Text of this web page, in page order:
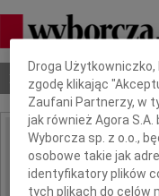
Nekrologi Odeszli
IMIĘ I NAZWISKO:
REGION: Łódź
Dbamy o Twoją
Droga
zgodę klikając
Zaufani Partnerzy, w
jak również Agora
Wyborcza sp. z o.o.,
osobowe takie jak
identyfikatory plików
tych plikach do celów